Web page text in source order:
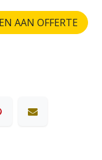
AAN OFFERTE